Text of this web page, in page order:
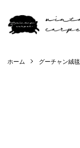
ホーム グーチャン絨毯